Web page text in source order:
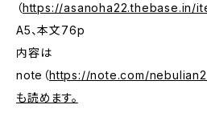
（https://asanoha22.thebase.in/
A5、本文76p
内容は
note（https://note.com/
も読めます。